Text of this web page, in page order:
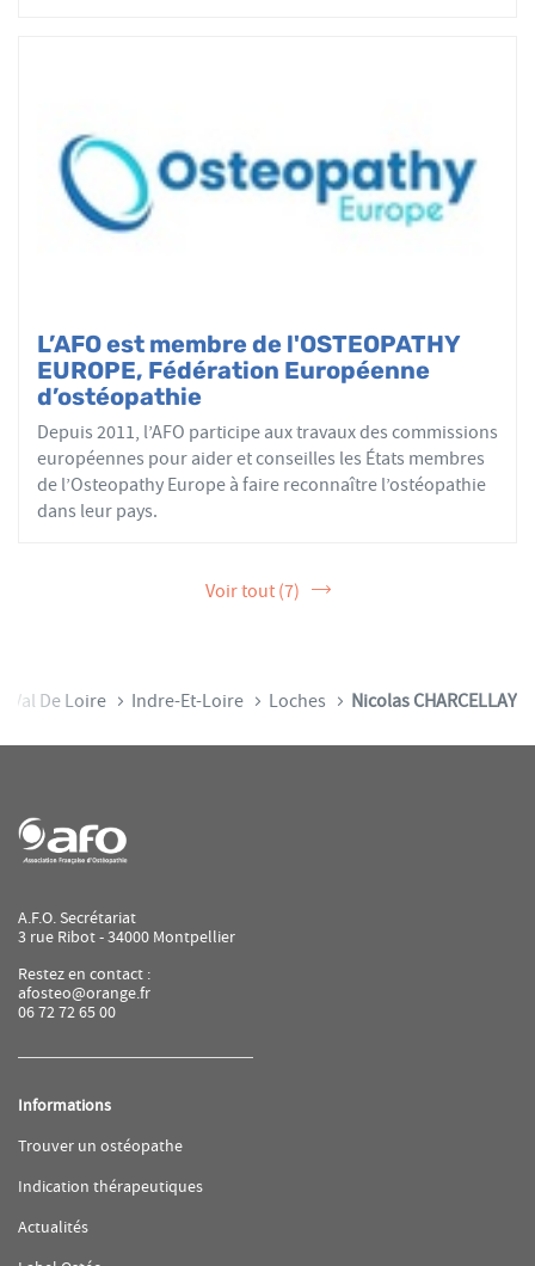
L’AFO est membre de l'OSTEOPATHY
EUROPE, Fédération Européenne
d’ostéopathie
Depuis 2011, l’AFO participe aux travaux des commissions
européennes pour aider et conseilles les États membres
de l’Osteopathy Europe à faire reconnaître l’ostéopathie
dans leur pays.
Voir tout (7)
Val De Loire Indre-Et-Loire Loches Nicolas CHARCELLAY
A.F.O. Secrétariat
3 rue Ribot - 34000 Montpellier
Restez en contact :
afosteo@orange.fr
06 72 72 65 00
Informations
Trouver un ostéopathe(ouvre
une
Indication thérapeutiques(ouvre
Actualités(ouvre